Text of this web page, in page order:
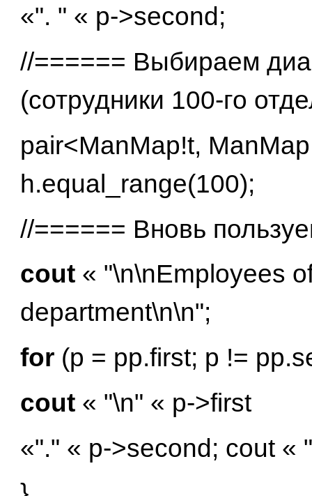
«". " « p->second;
//====== Выбираем
(сотрудники 100-го
pair<ManMap!t,
h.equal_range(100);
//====== Вновь
cout « "\n\nEmployees
department\n\n";
for (p = pp.first; p !=
cout « "\n" « p->first
«"." « p->second; cout «